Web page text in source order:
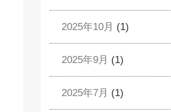
2025年10月 (1)
2025年9月 (1)
2025年7月 (1)